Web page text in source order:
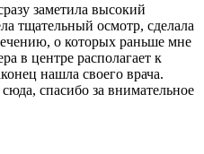
заметила высокий
тщательный осмотр, сделала
о которых раньше мне
в центре располагает к
нашла своего врача.
спасибо за внимательное